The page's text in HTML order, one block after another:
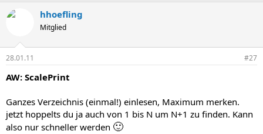
hhoefling
Mitglied
28.01.11 #27
AW: ScalePrint
Ganzes Verzeichnis (einmal!) einlesen, Maximum merken.
jetzt hoppelts du ja auch von 1 bis N um N+1 zu finden. Kann
also nur schneller werden 🙂